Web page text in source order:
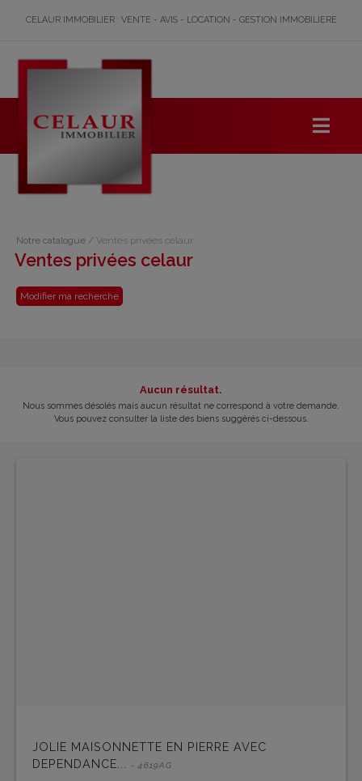
CELAUR IMMOBILIER : VENTE - AVIS - LOCATION - GESTION IMMOBILIERE
Notre catalogue / Ventes privées celaur
Ventes privées celaur
Modifier ma recherche
Aucun résultat.
Nous sommes désolés mais aucun résultat ne correspond à votre demande.
Vous pouvez consulter la liste des biens suggérés ci-dessous.
JOLIE MAISONNETTE EN PIERRE AVEC
DEPENDANCE...
- 4619AG